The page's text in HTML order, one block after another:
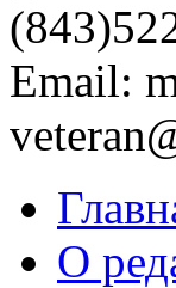
(843)
Email:
О